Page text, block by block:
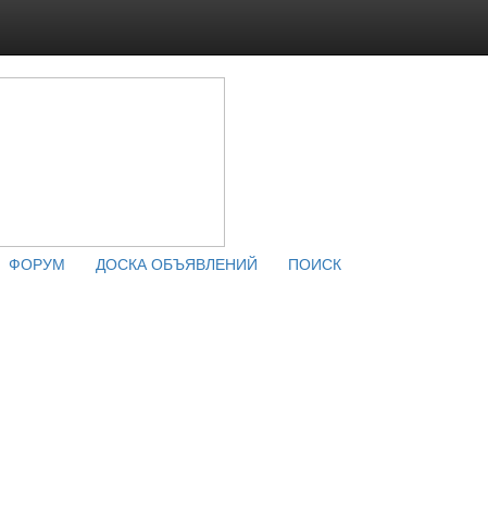
ФОРУМ ДОСКА ОБЪЯВЛЕНИЙ
ПОИСК